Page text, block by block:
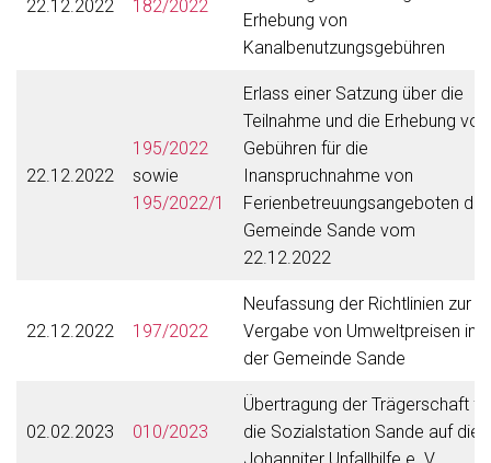
22.12.2022 182/2022
Erhebung von
Kanalbenutzungsgebühren
22.12.2022
195/2022
sowie
195/2022/1
Erlass einer Satzung über die
Teilnahme und die Erhebung von
Gebühren für die
Inanspruchnahme von
Ferienbetreuungsangeboten der
Gemeinde Sande vom
22.12.2022
22.12.2022 197/2022
Neufassung der Richtlinien zur
Vergabe von Umweltpreisen in
der Gemeinde Sande
02.02.2023 010/2023
Übertragung der Trägerschaft
die Sozialstation Sande auf die